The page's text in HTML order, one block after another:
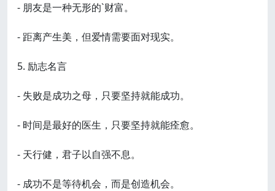
- 朋友是一种无形的`财富。
- 距离产生美，但爱情需要面对现实。
5. 励志名言
- 失败是成功之母，只要坚持就能成功。
- 时间是最好的医生，只要坚持就能痊愈。
- 天行健，君子以自强不息。
- 成功不是等待机会，而是创造机会。